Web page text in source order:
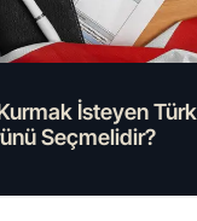
İsteyen
Seçmelidir?